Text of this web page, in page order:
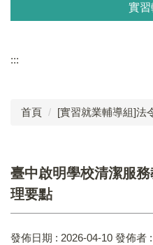
實習
法令規章
:::
首頁 [實習就業輔導組]法
臺中啟明學校清潔服
理要點
發佈日期 : 2026-04-10 發佈者 :